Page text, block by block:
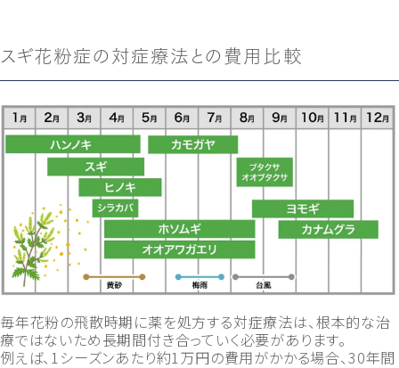
スギ花粉症の対症療法との費用比較
毎年花粉の飛散時期に薬を処方する対症療法は、根本的な治
療ではないため長期間付き合っていく必要があります。
例えば、1シーズンあたり約1万円の費用がかかる場合、30年間